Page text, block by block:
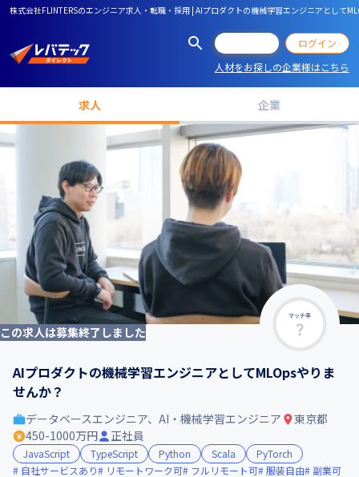
株式会社FLINTERSのエンジニア求人・転職・採用 | AIプロダクトの機械学習エンジニアとして
ログイン
人材をお探しの企業様はこちら
求人 企業
マッチ率
この求人は募集終了しました
AIプロダクトの機械学習エンジニアとしてMLOpsやりま
せんか？
データベースエンジニア、AI・機械学習エンジニア
東京都
450-1000万円
正社員
JavaScript TypeScript Python Scala
PyTorch
自社サービスあり
リモートワーク可 フルリモート可 服装自由
副業可